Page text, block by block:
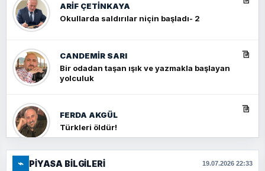
ARIF ÇETİNKAYA
Okullarda saldırılar niçin başladı- 2
CANDEMIR SARI
Bir odadan taşan ışık ve yazmakla başlayan
yolculuk
FERDA AKGÜL
Türkleri öldür!
FERHAT BÜYÜKKALKAN
⌁ PIYASA BILGILERI 19.07.2026 22:33